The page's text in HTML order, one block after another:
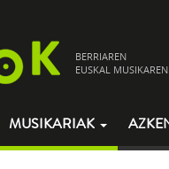
BERRIAREN
EUSKAL
MUSIKARIAK